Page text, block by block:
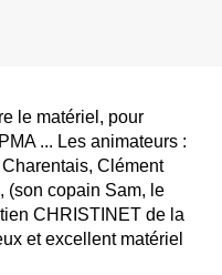
le matériel, pour
... Les animateurs :
Clément
(son copain Sam, le
CHRISTINET de la
et excellent matériel